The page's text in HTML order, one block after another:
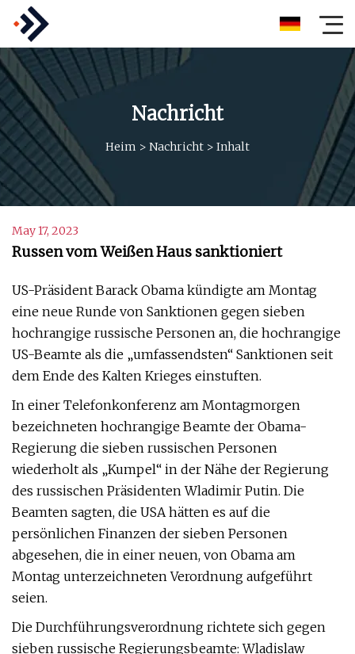
Nachricht
Heim > Nachricht > Inhalt
May 17, 2023
Russen vom Weißen Haus sanktioniert
US-Präsident Barack Obama kündigte am Montag
eine neue Runde von Sanktionen gegen sieben
hochrangige russische Personen an, die hochrangige
US-Beamte als die „umfassendsten“ Sanktionen seit
dem Ende des Kalten Krieges einstuften.
In einer Telefonkonferenz am Montagmorgen
bezeichneten hochrangige Beamte der Obama-
Regierung die sieben russischen Personen
wiederholt als „Kumpel“ in der Nähe der Regierung
des russischen Präsidenten Wladimir Putin. Die
Beamten sagten, die USA hätten es auf die
persönlichen Finanzen der sieben Personen
abgesehen, die in einer neuen, von Obama am
Montag unterzeichneten Verordnung aufgeführt
seien.
Die Durchführungsverordnung richtete sich gegen
sieben russische Regierungsbeamte: Wladislaw